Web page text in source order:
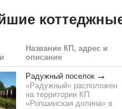
Название КП, адрес и
описание
Радужный поселок
«Радужный» расположен
на территории КП
«Ропшинская долина» в